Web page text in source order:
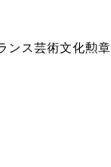
ンス芸術文化勲